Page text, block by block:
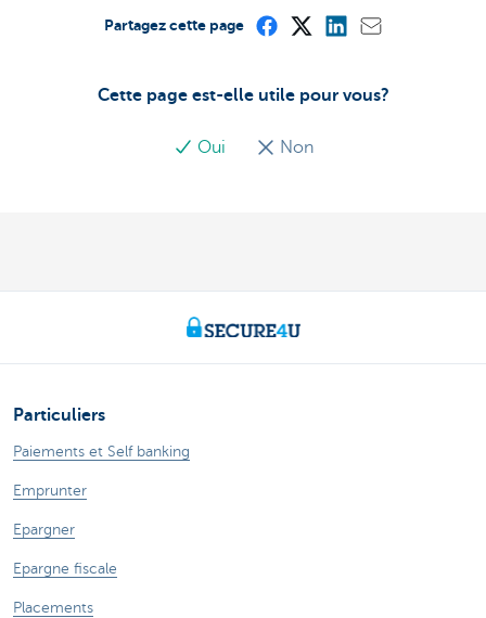
Cette page est-elle utile pour vous?
Oui Non
Partagez cette page
Particuliers
Paiements et Self banking
Emprunter
Epargner
Epargne fiscale
Placements